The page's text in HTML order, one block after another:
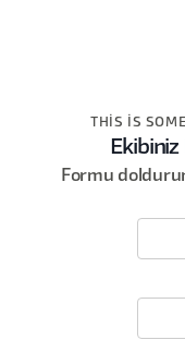
THIS IS
Formu